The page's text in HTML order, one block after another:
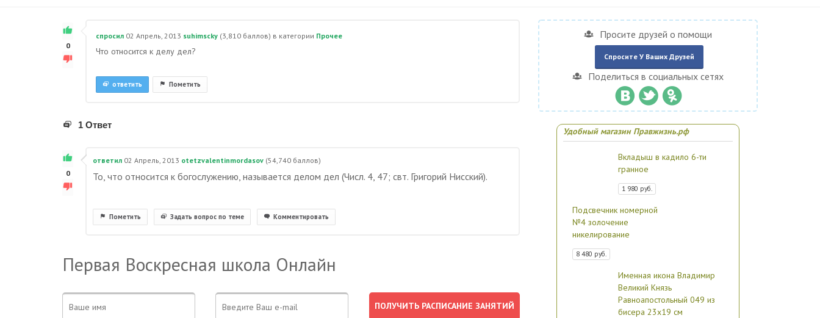
0
спросил 02 Апрель, 2013 suhimscky (3,810 баллов) в категории Прочее
Что относится к делу дел?
Пометить
ответить
1 Ответ
0
ответил 02 Апрель, 2013 otetzvalentinmordasov (54,740 баллов)
То, что относится к богослужению, называется делом дел (Числ. 4, 47; свт. Григорий Нисский).
Пометить Задать вопрос по теме Комментировать
Первая Воскресная школа Онлайн
Просите друзей о помощи
Спросите У Ваших Друзей
Поделиться в социальных сетях
Удобный магазин Правжизнь.рф
Вкладыш в кадило 6-ти
гранное
1 980 руб.
Подсвечник номерной
№4 золочение
никелирование
8 480 руб.
Именная икона Владимир
Великий Князь
Равноапостольный 049 из
бисера 23х19 см